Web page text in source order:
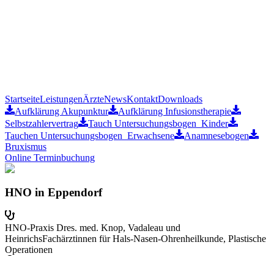
StartseiteLeistungenÄrzteNewsKontaktDownloads
Aufklärung Akupunktur
Aufklärung Infusionstherapie
Selbstzahlervertrag
Tauch Untersuchungsbogen_Kinder
Tauchen Untersuchungsbogen_Erwachsene
Anamnesebogen
Bruxismus
Online Terminbuchung
HNO in Eppendorf
HNO-Praxis Dres. med. Knop, Vadaleau und
HeinrichsFachärztinnen für Hals-Nasen-Ohrenheilkunde, Plastische
Operationen